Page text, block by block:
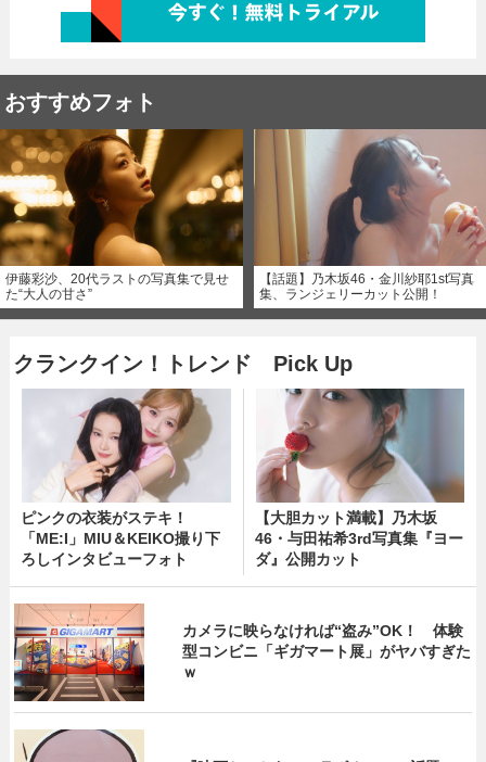
おすすめフォト
伊藤彩沙、20代ラストの写真集で見せ
た“大人の甘さ”
【話題】乃木坂46・金川紗耶1st写真
集、ランジェリーカット公開！
クランクイン！トレンド Pick Up
ピンクの衣装がステキ！
「ME:I」MIU＆KEIKO撮り下
ろしインタビューフォト
【大胆カット満載】乃木坂
46・与田祐希3rd写真集『ヨー
ダ』公開カット
カメラに映らなければ“盗み”OK！ 体験
型コンビニ「ギガマート展」がヤバすぎた
ｗ